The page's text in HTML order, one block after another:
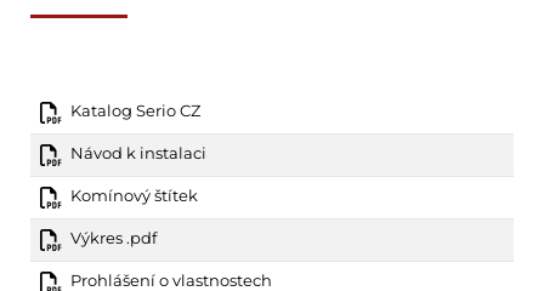
Katalog Serio CZ
Návod k instalaci
Komínový štítek
Výkres .pdf
Prohlášení o vlastnostech